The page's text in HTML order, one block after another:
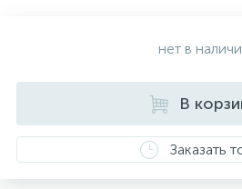
нет в
В
Заказать
Серебряные сувениры